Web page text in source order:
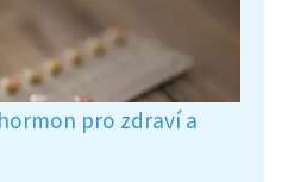
pro zdraví a